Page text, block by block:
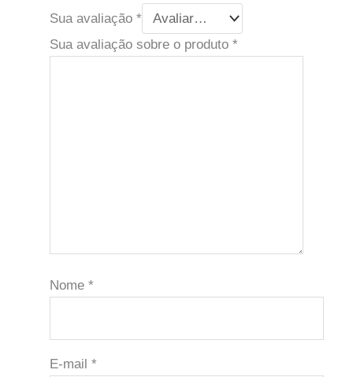
Sua avaliação *
Sua avaliação sobre o produto *
Nome *
E-mail *